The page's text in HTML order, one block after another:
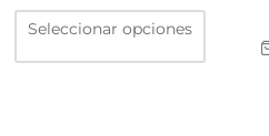
Seleccionar opciones
Este
múltiples